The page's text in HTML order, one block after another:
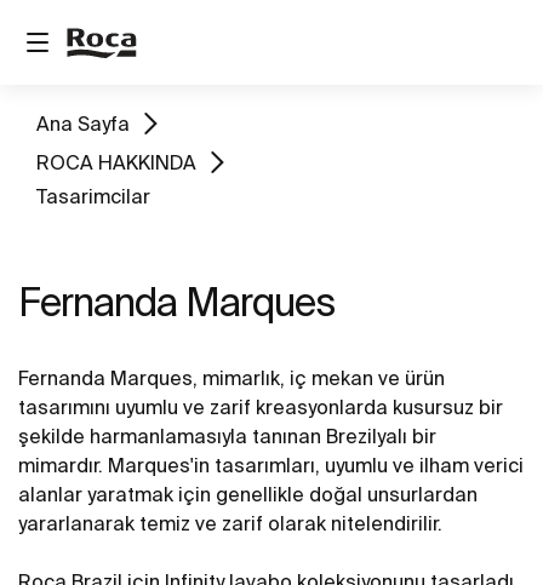
Ana Sayfa
ROCA HAKKINDA
Tasarimcilar
Fernanda Marques
Fernanda Marques, mimarlık, iç mekan ve ürün
tasarımını uyumlu ve zarif kreasyonlarda kusursuz bir
şekilde harmanlamasıyla tanınan Brezilyalı bir
mimardır. Marques'in tasarımları, uyumlu ve ilham verici
alanlar yaratmak için genellikle doğal unsurlardan
yararlanarak temiz ve zarif olarak nitelendirilir.